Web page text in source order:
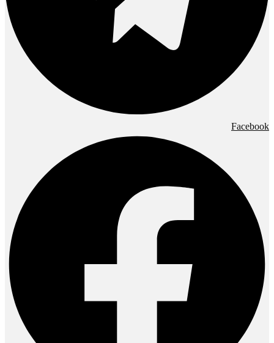
Facebook